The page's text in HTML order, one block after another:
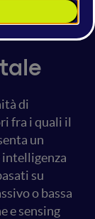
di
fra i quali il
un
su
o bassa
e sensing